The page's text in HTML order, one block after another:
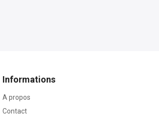
Informations
A propos
Contact